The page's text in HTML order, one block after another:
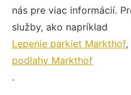
nás pre viac informácií.
služby, ako napríklad
Lepenie parkiet Markthof,
podlahy Markthof
.